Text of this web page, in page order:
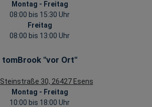
Montag - Freitag
08:00 bis 15:30 Uhr
Freitag
08:00 bis 13:00 Uhr
tomBrook "vor Ort"
Steinstraße 30, 26427 Esens
Montag - Freitag
10:00 bis 18:00 Uhr